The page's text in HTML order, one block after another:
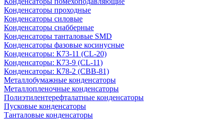
Конденсаторы проходные
Конденсаторы силовые
Конденсаторы снабберные
Конденсаторы танталовые SMD
Конденсаторы фазовые косинусные
Конденсаторы: К73-11 (CL-20)
Конденсаторы: К73-9 (CL-11)
Конденсаторы: К78-2 (CBB-81)
Металлобумажные конденсаторы
Металлопленочные конденсаторы
Полиэтилентерефталатные конденсаторы
Пусковые конденсаторы
Танталовые конденсаторы